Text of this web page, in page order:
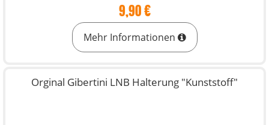
9,90 €
Mehr Informationen
Orginal Gibertini LNB Halterung "Kunststoff"